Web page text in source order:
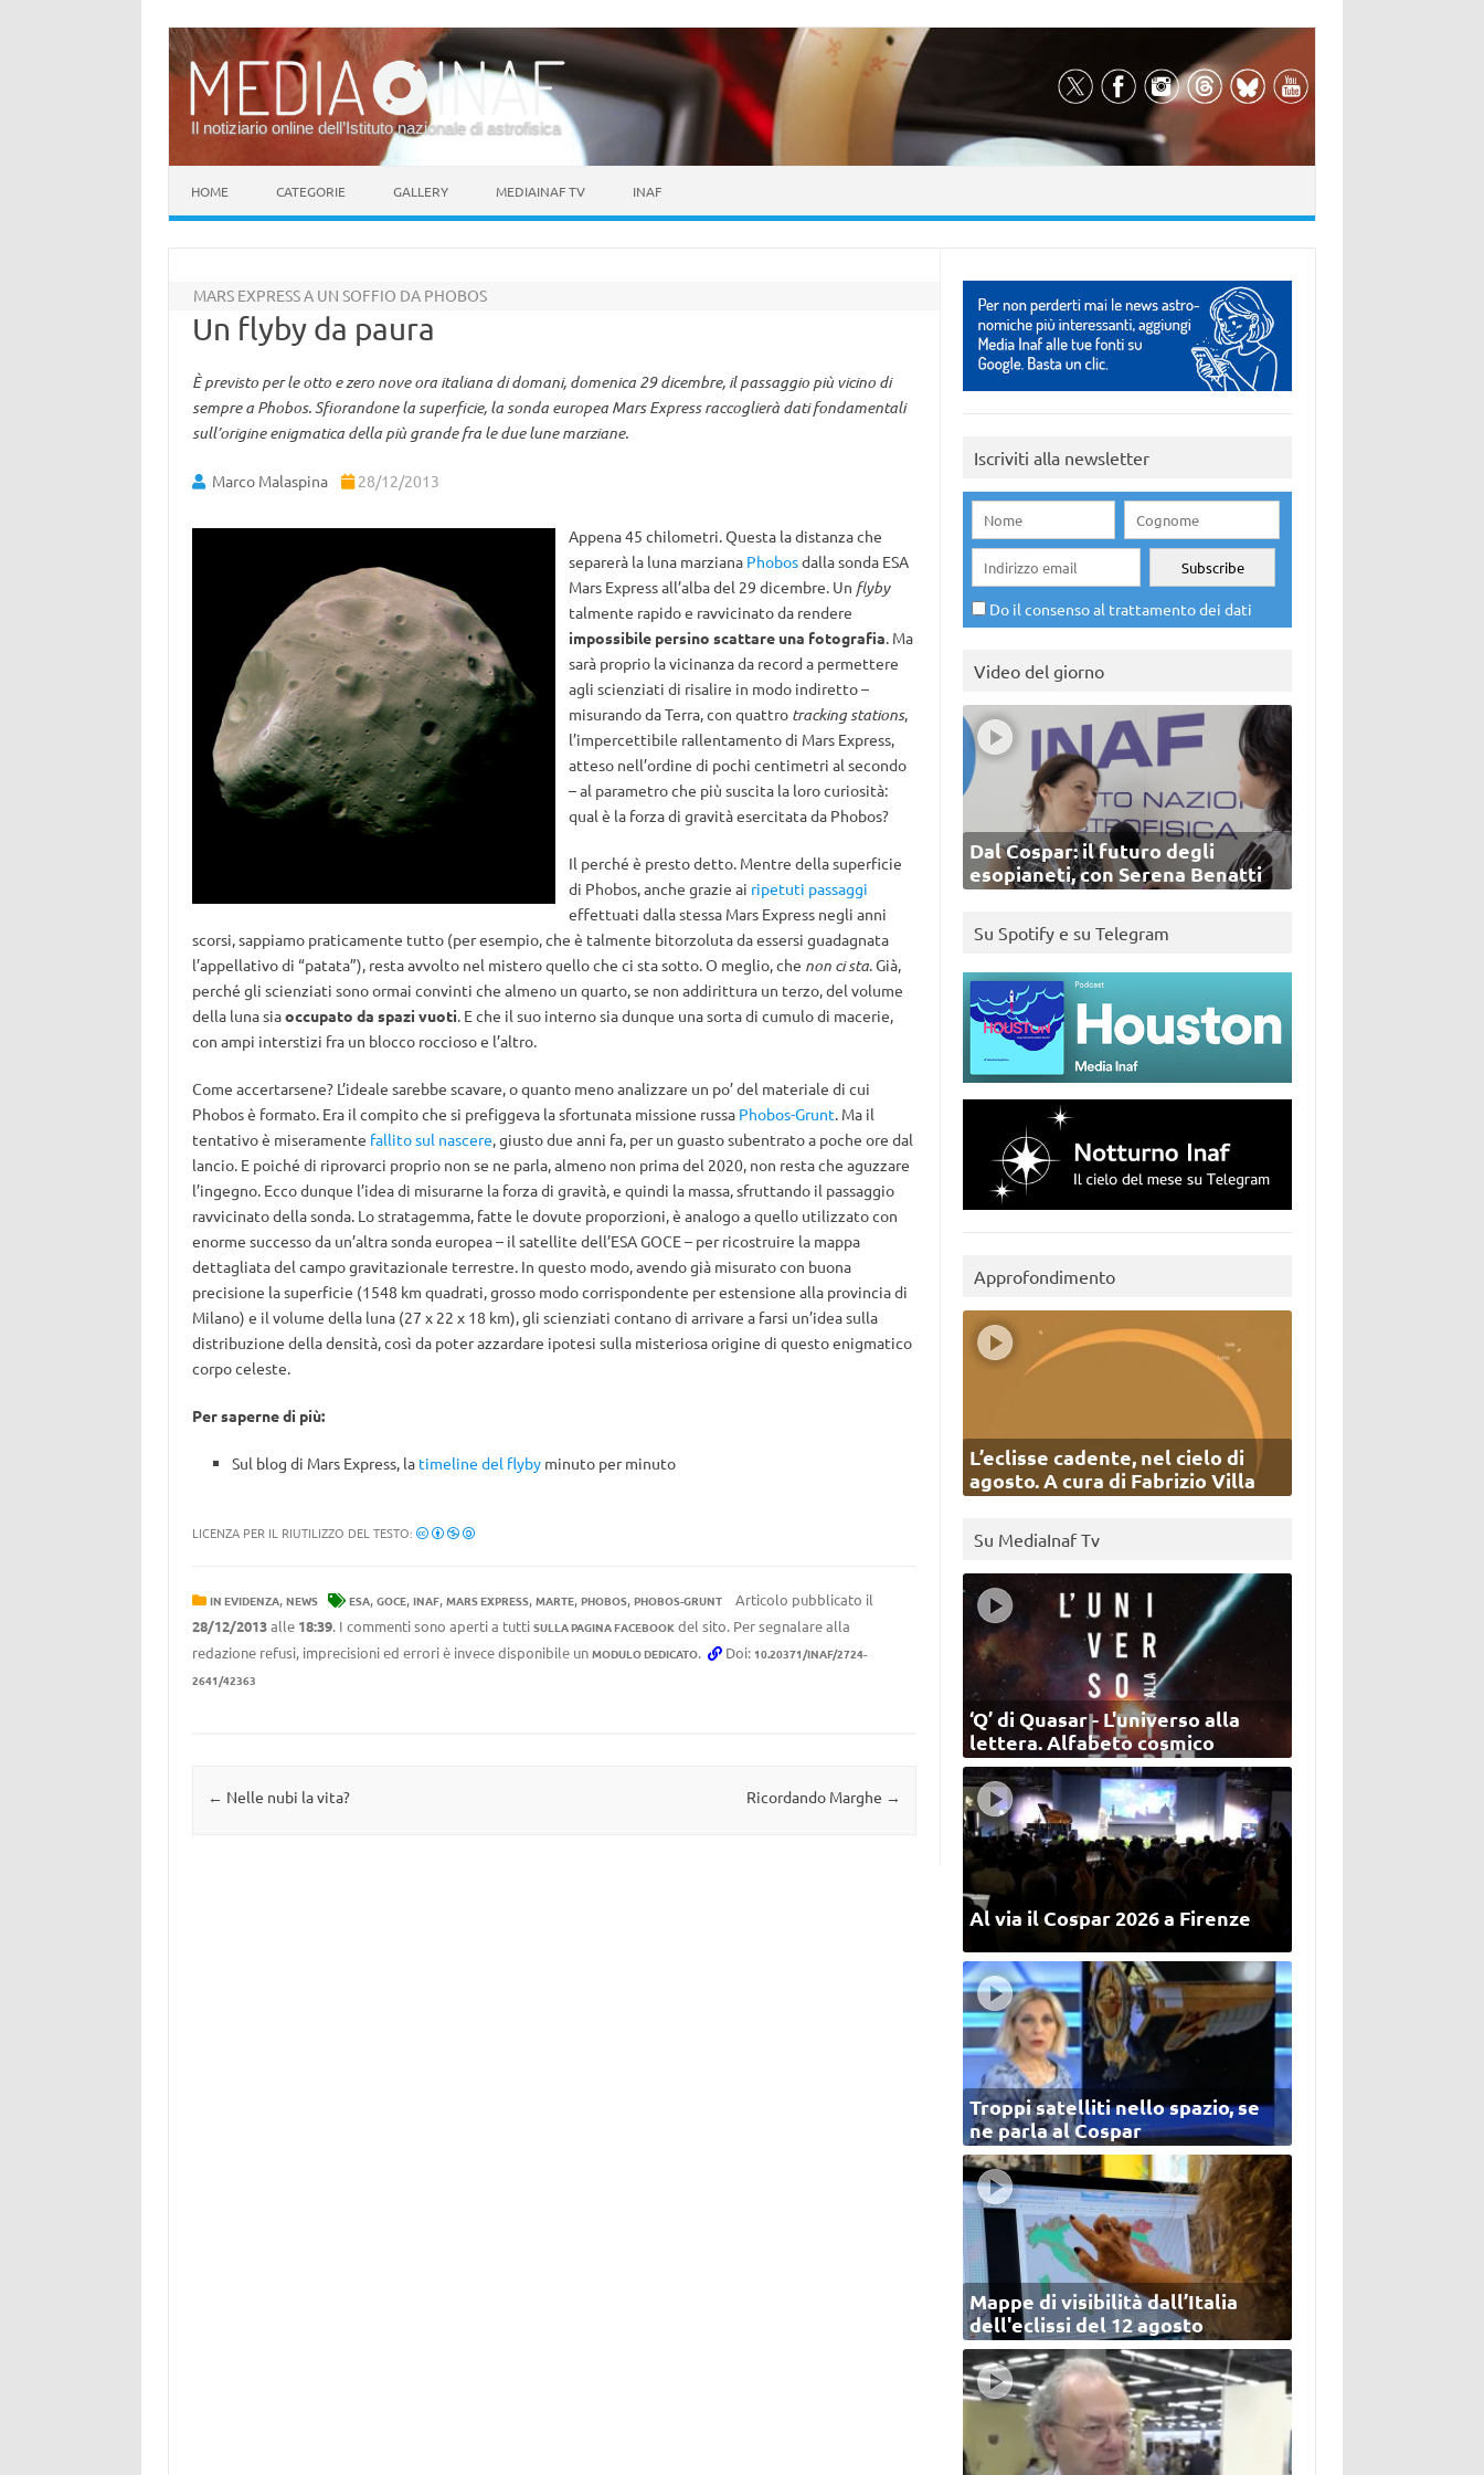
Il notiziario online dell’Istituto nazionale di astrofisica
HOME CATEGORIE GALLERY MEDIAINAF TV INAF
MARS EXPRESS A UN SOFFIO DA PHOBOS
Un flyby da paura
È previsto per le otto e zero nove ora italiana di domani, domenica 29 dicembre, il passaggio più vicino di
sempre a Phobos. Sfiorandone la superficie, la sonda europea Mars Express raccoglierà dati fondamentali
sull’origine enigmatica della più grande fra le due lune marziane.
Marco Malaspina 28/12/2013
Appena 45 chilometri. Questa la distanza che
separerà la luna marziana Phobosdalla sonda ESA
Mars Express all’alba del 29 dicembre. Un flyby
talmente rapido e ravvicinato da rendere
impossibile persino scattare una fotografia. Ma
sarà proprio la vicinanza da record a permettere
agli scienziati di risalire in modo indiretto –
misurando da Terra, con quattro tracking stations,
l’impercettibile rallentamento di Mars Express,
atteso nell’ordine di pochi centimetri al secondo
– al parametro che più suscita la loro curiosità:
qual è la forza di gravità esercitata da Phobos?
Il perché è presto detto. Mentre della superficie
di Phobos, anche grazie ai ripetuti passaggi
effettuati dalla stessa Mars Express negli anni
scorsi, sappiamo praticamente tutto (per esempio, che è talmente bitorzoluta da essersi guadagnata
l’appellativo di “patata”), resta avvolto nel mistero quello che ci sta sotto. O meglio, che non ci sta. Già,
perché gli scienziati sono ormai convinti che almeno un quarto, se non addirittura un terzo, del volume
della luna siaoccupato da spazi vuoti. E che il suo interno sia dunque una sorta di cumulo di macerie,
con ampi interstizi fra un blocco roccioso e l’altro.
Come accertarsene? L’ideale sarebbe scavare, o quanto meno analizzare un po’ del materiale di cui
Phobos è formato. Era il compito che si prefiggeva la sfortunata missione russa Phobos-Grunt. Ma il
tentativo è miseramente fallito sul nascere, giusto due anni fa, per un guasto subentrato a poche ore dal
lancio. E poiché di riprovarci proprio non se ne parla, almeno non prima del 2020, non resta che aguzzare
l’ingegno. Ecco dunque l’idea di misurarne la forza di gravità, e quindi la massa, sfruttando il passaggio
ravvicinato della sonda. Lo stratagemma, fatte le dovute proporzioni, è analogo a quello utilizzato con
enorme successo da un’altra sonda europea – il satellite dell’ESA GOCE – per ricostruire la mappa
dettagliata del campo gravitazionale terrestre. In questo modo, avendo già misurato con buona
precisione la superficie (1548 km quadrati, grosso modo corrispondente per estensione alla provincia di
Milano) e il volume della luna (27 x 22 x 18 km), gli scienziati contano di arrivare a farsi un’idea sulla
distribuzione della densità, così da poter azzardare ipotesi sulla misteriosa origine di questo enigmatico
corpo celeste.
Per saperne di più:
Sul blog di Mars Express, la timeline del flybyminuto per minuto
LICENZA PER IL RIUTILIZZO DEL TESTO:
IN EVIDENZA, NEWS ESA, GOCE, INAF, MARS EXPRESS, MARTE, PHOBOS, PHOBOS-GRUNT
Articolo pubblicato il
28/12/2013alle 18:39. I commenti sono aperti a tutti SULLA PAGINA FACEBOOKdel sito. Per segnalare alla
redazione refusi, imprecisioni ed errori è invece disponibile un MODULO DEDICATO. Doi: 10.20371/INAF/2724-
2641/42363
Navigazione articolo
← Nelle nubi la vita? Ricordando Marghe →
Iscriviti alla newsletter
Do il consenso al trattamento dei dati
Video del giorno
Dal Cospar: il futuro degli
esopianeti, con Serena Benatti
Su Spotify e su Telegram
Approfondimento
L’eclisse cadente, nel cielo di
agosto. A cura di Fabrizio Villa
Su MediaInaf Tv
‘Q’ di Quasar - L'universo alla
lettera. Alfabeto cosmico
Al via il Cospar 2026 a Firenze
Troppi satelliti nello spazio, se
ne parla al Cospar
Mappe di visibilità dall’Italia
dell'eclissi del 12 agosto